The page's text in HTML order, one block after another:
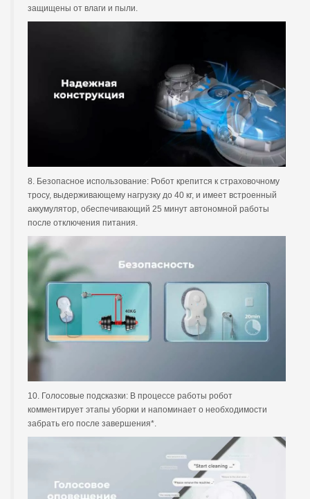
защищены от влаги и пыли.
8. Безопасное использование: Робот крепится к страховочному
тросу, выдерживающему нагрузку до 40 кг, и имеет встроенный
аккумулятор, обеспечивающий 25 минут автономной работы
после отключения питания.
10. Голосовые подсказки: В процессе работы робот
комментирует этапы уборки и напоминает о необходимости
забрать его после завершения*.